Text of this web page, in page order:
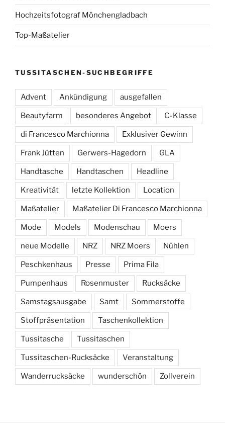
Hochzeitsfotograf Mönchengladbach
Top-Maßatelier
TUSSITASCHEN-SUCHBEGRIFFE
Advent Ankündigung ausgefallen
Beautyfarm besonderes Angebot C-Klasse
di Francesco Marchionna Exklusiver Gewinn
Frank Jütten Gerwers-Hagedorn GLA
Handtasche Handtaschen Headline
Kreativität letzte Kollektion Location
Maßatelier Maßatelier Di Francesco Marchionna
Mode Models Modenschau Moers
neue Modelle NRZ NRZ Moers Nühlen
Peschkenhaus Presse Prima Fila
Pumpenhaus Rosenmuster Rucksäcke
Samstagsausgabe Samt Sommerstoffe
Stoffpräsentation Taschenkollektion
Tussitasche Tussitaschen
Tussitaschen-Rucksäcke Veranstaltung
Wanderrucksäcke wunderschön Zollverein